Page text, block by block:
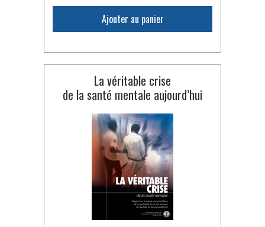
Ajouter au panier
La véritable crise
de la santé mentale aujourd’hui